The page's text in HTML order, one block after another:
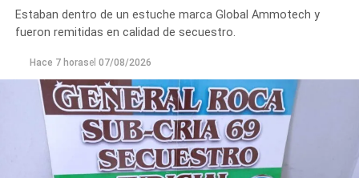
Estaban dentro de un estuche marca Global Ammotech y
fueron remitidas en calidad de secuestro.
Hace 7 horasel 07/08/2026